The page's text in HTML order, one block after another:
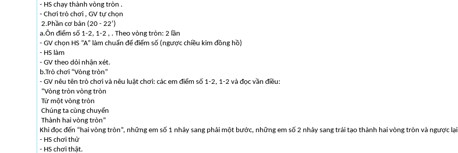
- HS chạy thành vòng tròn .
- Chơi trò chơi , GV tự chọn
2.Phần cơ bản (20 - 22’)
a.Ôn điểm số 1-2, 1-2 , . Theo vòng tròn: 2 lần
- GV chọn HS “A” làm chuẩn để điểm số (ngược chiều kim đồng hồ)
- HS làm
- GV theo dỏi nhận xét.
b.Trò chơi “Vòng tròn”
- GV nêu tên trò chơi và nêu luật chơi: các em điểm số 1-2, 1-2 và đọc vần điều:
“Vòng tròn vòng tròn
Từ một vòng tròn
Chúng ta cùng chuyển
Thành hai vòng tròn”
Khi đọc đến “hai vòng tròn”, những em số 1 nhảy sang phải một bước, những em số 2 nhảy sang trái tạo thành hai vòng tròn và ngược lại
- HS chơi thử
- HS chơi thật.